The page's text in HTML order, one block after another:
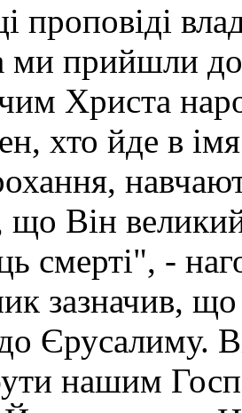
проповіді
ми прийшли
Христа
хто йде в
що Він
смерті", -
зазначив,
Єрусалиму.
нашим